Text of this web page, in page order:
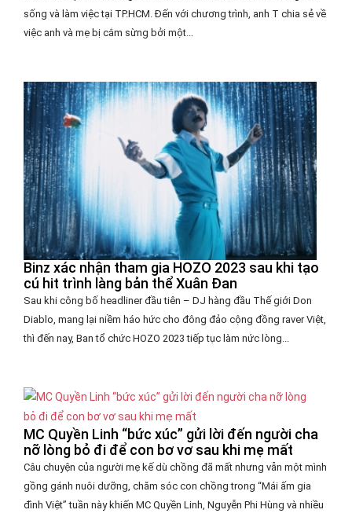
sống và làm việc tại TP.HCM. Đến với chương trình, anh T chia sẻ về
việc anh và mẹ bị cắm sừng bởi một...
Binz xác nhận tham gia HOZO 2023 sau khi tạo
cú hit trình làng bản thể Xuân Đan
Sau khi công bố headliner đầu tiên – DJ hàng đầu Thế giới Don
Diablo, mang lại niềm háo hức cho đông đảo cộng đồng raver Việt,
thì đến nay, Ban tổ chức HOZO 2023 tiếp tục làm nức lòng...
MC Quyền Linh “bức xúc” gửi lời đến người cha
nỡ lòng bỏ đi để con bơ vơ sau khi mẹ mất
Câu chuyện của người mẹ kế dù chồng đã mất nhưng vẫn một mình
gồng gánh nuôi dưỡng, chăm sóc con chồng trong “Mái ấm gia
đình Việt” tuần này khiến MC Quyền Linh, Nguyễn Phi Hùng và nhiều